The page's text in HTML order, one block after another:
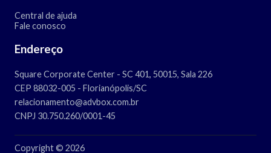
Central de ajuda
Fale conosco
Endereço
Square Corporate Center - SC 401, 50015, Sala 226
CEP 88032-005 - Florianópolis/SC
relacionamento@advbox.com.br
CNPJ 30.750.260/0001-45
Copyright © 2026